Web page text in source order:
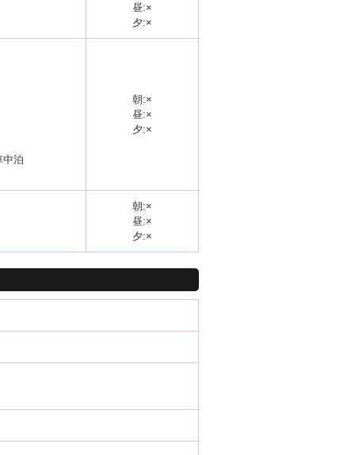
昼:×
夕:×
中泊
朝:×
昼:×
夕:×
朝:×
昼:×
夕:×